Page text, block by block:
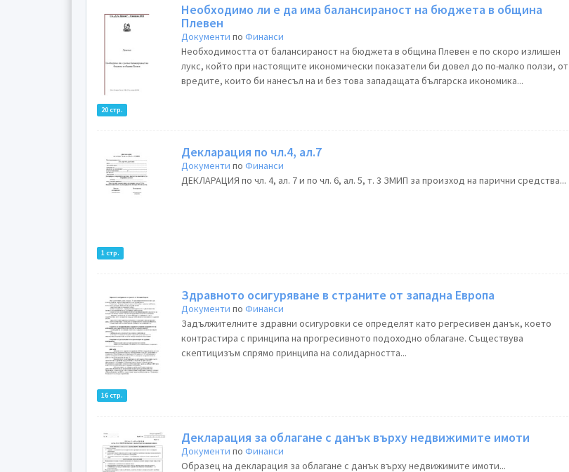
20 стр.
Необходимо ли е да има балансираност на бюджета в община
Плевен
Документи поФинанси
Необходимостта от балансираност на бюджета в община Плевен е по скоро излишен
лукс, който при настоящите икономически показатели би довел до по-малко ползи, от
вредите, които би нанесъл на и без това западащата българска икономика...
1 стр.
Декларация по чл.4, ал.7
Документи поФинанси
ДЕКЛАРАЦИЯ по чл. 4, ал. 7 и по чл. 6, ал. 5, т. 3 ЗМИП за произход на парични средства...
16 стр.
Здравното осигуряване в страните от западна Европа
Документи поФинанси
Задължителните здравни осигуровки се определят като регресивен данък, което
контрастира с принципа на прогресивното подоходно облагане. Съществува
скептицизъм спрямо принципа на солидарността...
Декларация за облагане с данък върху недвижимите имоти
Документи поФинанси
Образец на декларация за облагане с данък върху недвижимите имоти...